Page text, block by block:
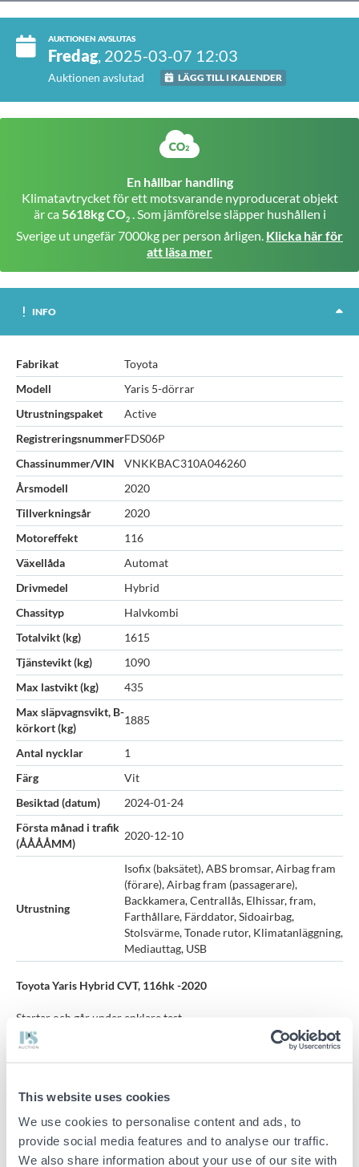
This website uses cookies
We use cookies to personalise content and ads, to
provide social media features and to analyse our traffic.
We also share information about your use of our site with
AUKTIONEN AVSLUTAS
Fredag, 2025-03-07 12:03
Auktionen avslutad LÄGG TILL I KALENDER
En hållbar handling
Klimatavtrycket för ett motsvarande nyproducerat objekt
är ca 5618kg CO2 . Som jämförelse släpper hushållen i
Sverige ut ungefär 7000kg per person årligen. Klicka här för
att läsa mer
INFO
Fabrikat
Toyota
Modell
Yaris 5-dörrar
Utrustningspaket
Active
RegistreringsnummerFDS06P
Chassinummer/VIN
VNKKBAC310A046260
Årsmodell
2020
Tillverkningsår
2020
Motoreffekt
116
Växellåda
Automat
Drivmedel
Hybrid
Chassityp
Halvkombi
Totalvikt (kg)
1615
Tjänstevikt (kg)
1090
Max lastvikt (kg)
435
Max släpvagnsvikt, B-
körkort (kg)
1885
Antal nycklar
1
Färg
Vit
Besiktad (datum)
2024-01-24
Första månad i trafik
(ÅÅÅÅMM)
2020-12-10
Utrustning
Isofix (baksätet), ABS bromsar, Airbag fram
(förare), Airbag fram (passagerare),
Backkamera, Centrallås, Elhissar, fram,
Farthållare, Färddator, Sidoairbag,
Stolsvärme, Tonade rutor, Klimatanläggning,
Mediauttag, USB
Toyota Yaris Hybrid CVT, 116hk -2020
Startar och går under enklare test
Mätarställning enligt mätare: 97737 km
Servicehistorik saknas
Parkeringsskador, repor/skav runtom förekommer
Förekomst av mögel på klädseln.